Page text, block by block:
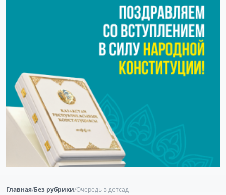
Главная/Без рубрики/Очередь в детсад